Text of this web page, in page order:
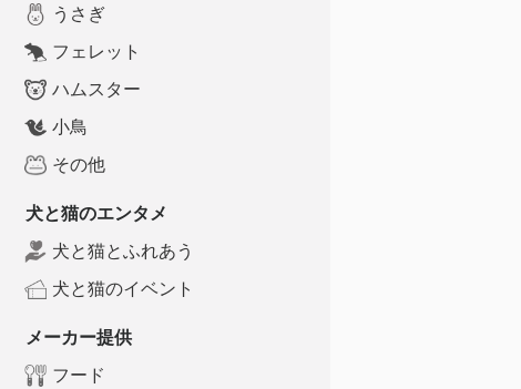
うさぎ
フェレット
ハムスター
小鳥
その他
犬と猫のエンタメ
犬と猫とふれあう
犬と猫のイベント
メーカー提供
フード